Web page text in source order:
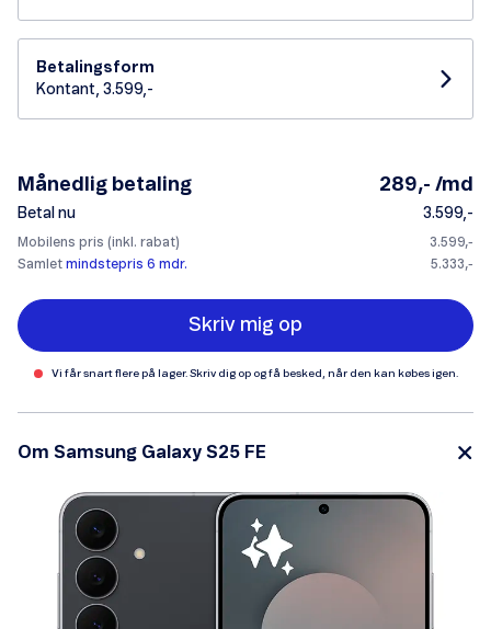
Betalingsform
Kontant, 3.599,-
Månedlig betaling 289,- /md
Betal nu 3.599,-
Mobilens pris (inkl. rabat)
3.599,-
Samlet mindstepris 6 mdr. 5.333,-
Skriv mig op
Vi får snart flere på lager. Skriv dig op og få besked, når den kan købes igen.
Om Samsung Galaxy S25 FE